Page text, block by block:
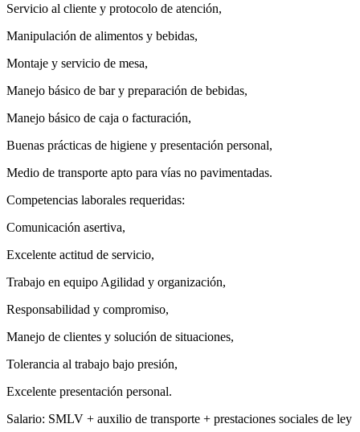
Servicio al cliente y protocolo de atención,
Manipulación de alimentos y bebidas,
Montaje y servicio de mesa,
Manejo básico de bar y preparación de bebidas,
Manejo básico de caja o facturación,
Buenas prácticas de higiene y presentación personal,
Medio de transporte apto para vías no pavimentadas.
Competencias laborales requeridas:
Comunicación asertiva,
Excelente actitud de servicio,
Trabajo en equipo Agilidad y organización,
Responsabilidad y compromiso,
Manejo de clientes y solución de situaciones,
Tolerancia al trabajo bajo presión,
Excelente presentación personal.
Salario: SMLV + auxilio de transporte + prestaciones sociales de ley